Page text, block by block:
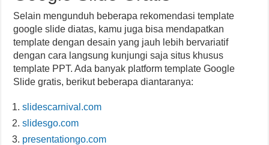
Selain mengunduh beberapa rekomendasi template
google slide diatas, kamu juga bisa mendapatkan
template dengan desain yang jauh lebih bervariatif
dengan cara langsung kunjungi saja situs khusus
template PPT. Ada banyak platform template Google
Slide gratis, berikut beberapa diantaranya:
slidescarnival.com
slidesgo.com
presentationgo.com